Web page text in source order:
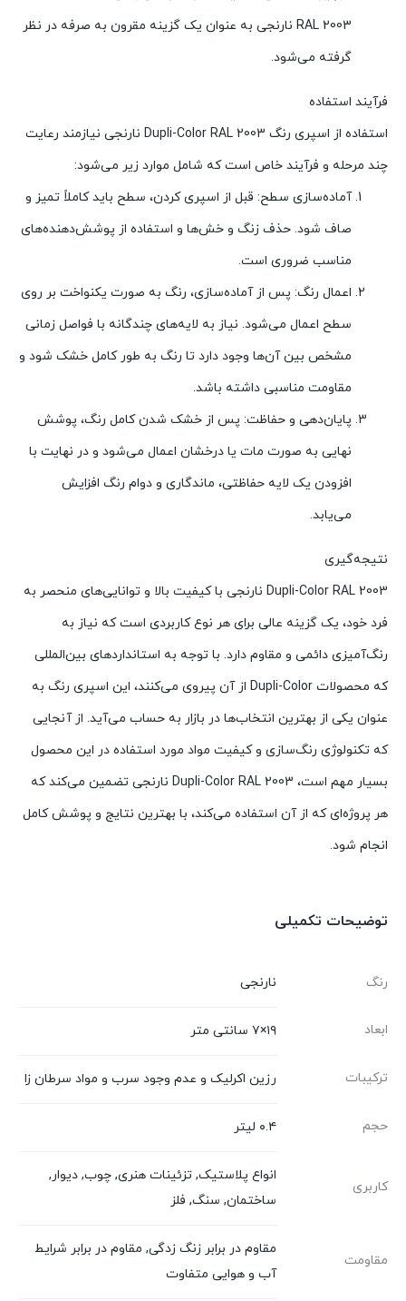
RAL 2003 نارنجی به عنوان یک گزینه مقرون به صرفه در نظر
گرفته می‌شود.
فرآیند استفاده
استفاده از اسپری رنگ Dupli-Color RAL 2003 نارنجی نیازمند رعایت
چند مرحله و فرآیند خاص است که شامل موارد زیر می‌شود:
آماده‌سازی سطح: قبل از اسپری کردن، سطح باید کاملاً تمیز و
صاف شود. حذف زنگ و خش‌ها و استفاده از پوشش‌دهنده‌های
مناسب ضروری است.
اعمال رنگ: پس از آماده‌سازی، رنگ به صورت یکنواخت بر روی
سطح اعمال می‌شود. نیاز به لایه‌های چندگانه با فواصل زمانی
مشخص بین آن‌ها وجود دارد تا رنگ به طور کامل خشک شود و
مقاومت مناسبی داشته باشد.
پایان‌دهی و حفاظت: پس از خشک شدن کامل رنگ، پوشش
نهایی به صورت مات یا درخشان اعمال می‌شود و در نهایت با
افزودن یک لایه حفاظتی، ماندگاری و دوام رنگ افزایش
می‌یابد.
نتیجه‌گیری
Dupli-Color RAL 2003 نارنجی با کیفیت بالا و توانایی‌های منحصر به
فرد خود، یک گزینه عالی برای هر نوع کاربردی است که نیاز به
رنگ‌آمیزی دائمی و مقاوم دارد. با توجه به استانداردهای بین‌المللی
که محصولات Dupli-Color از آن پیروی می‌کنند، این اسپری رنگ به
عنوان یکی از بهترین انتخاب‌ها در بازار به حساب می‌آید. از آنجایی
که تکنولوژی رنگ‌سازی و کیفیت مواد مورد استفاده در این محصول
بسیار مهم است، Dupli-Color RAL 2003 نارنجی تضمین می‌کند که
هر پروژه‌ای که از آن استفاده می‌کند، با بهترین نتایج و پوشش کامل
انجام شود.
توضیحات تکمیلی
رنگ نارنجی
ابعاد ۱۹×۷ سانتی متر
ترکیبات رزین اکرلیک و عدم وجود سرب و مواد سرطان زا
حجم ۰.۴ لیتر
کاربری
انواع پلاستیک, تزئینات هنری, چوب, دیوار,
ساختمان, سنگ, فلز
مقاومت
مقاوم در برابر زنگ زدگی, مقاوم در برابر شرایط
آب و هوایی متفاوت